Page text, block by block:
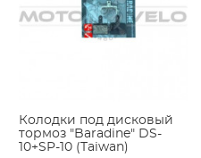
Колодки под дисковый
тормоз "Baradine" DS-
10+SP-10 (Taiwan)